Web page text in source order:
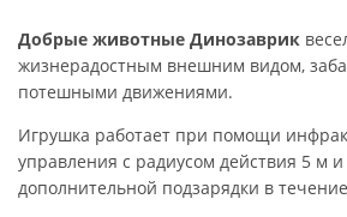
Добрые животные Динозаврик
жизнерадостным внешним видом,
потешными движениями.
Игрушка работает при помощи
управления с радиусом действия 5 м и
дополнительной подзарядки в